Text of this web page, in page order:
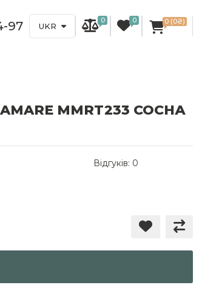
97 UKR
0 0 0 (0₴)
MMRT233 СОСНА
Відгуків: 0